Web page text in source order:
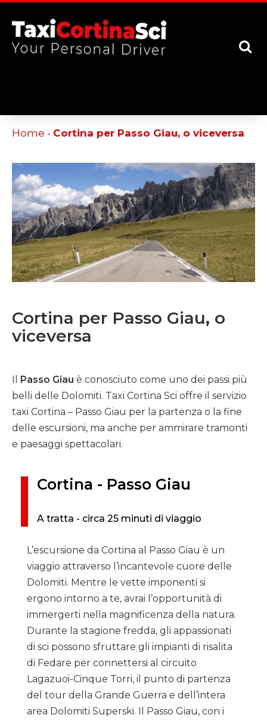
Home - Cortina per Passo Giau, o viceversa
Cortina per Passo Giau, o
viceversa
Passo Giau è conosciuto come uno dei passi più
belli delle Dolomiti. Taxi Cortina Sci offre il servizio
taxi Cortina – Passo Giau per la partenza o la fine
delle escursioni, ma anche per ammirare tramonti
e paesaggi spettacolari.
Cortina - Passo Giau
A tratta - circa 25 minuti di viaggio
L’escursione da Cortina al Passo Giau è un
viaggio attraverso l’incantevole cuore delle
Dolomiti. Mentre le vette imponenti si
ergono intorno a te, avrai l’opportunità di
immergerti nella magnificenza della natura.
Durante la stagione fredda, gli appassionati
di sci possono sfruttare gli impianti di risalita
di Fedare per connettersi al circuito
Lagazuoi-Cinque Torri, il punto di partenza
del tour della Grande Guerra e dell’intera
area Dolomiti Superski. Il Passo Giau, con i